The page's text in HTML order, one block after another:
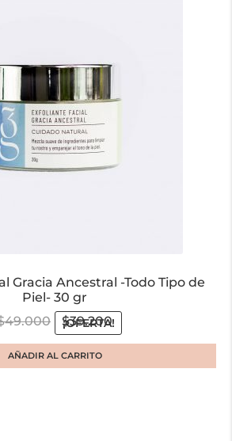
Gracia Ancestral -Todo Tipo de
Piel- 30 gr
¡OFERTA!
49.000 $39.200
AÑADIR AL CARRITO